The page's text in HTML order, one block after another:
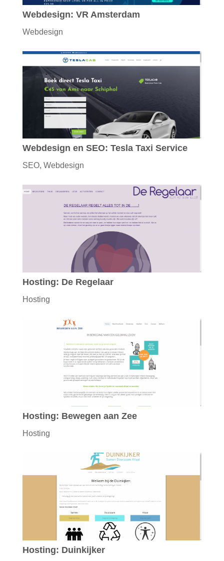
Webdesign: VR Amsterdam
Webdesign
Webdesign en SEO: Tesla Taxi Service
SEO, Webdesign
Hosting: De Regelaar
Hosting
Hosting: Bewegen aan Zee
Hosting
Hosting: Duinkijker